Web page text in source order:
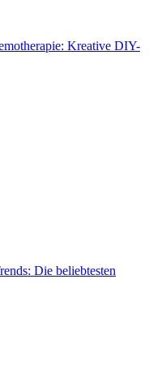
Kreative DIY-
Die beliebtesten